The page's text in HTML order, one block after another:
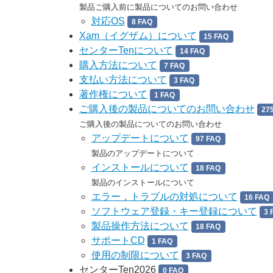
製品ご購入前に製品についてのお問い合わせ
対応OS 8 FAQ
Xam（イグザム）について 15 FAQ
センターTenについて 14 FAQ
購入方法について 7 FAQ
支払い方法について 3 FAQ
著作権について 1 FAQ
ご購入後の製品についてのお問い合わせ
ご購入後の製品についてのお問い合わせ
アップデートについて 97 FAQ
製品のアップデートについて
インストールについて 18 FAQ
製品のインストールについて
エラー，トラブルの対処について 16 FAQ
ソフトウェア登録・キー登録について 3
製品操作方法について 18 FAQ
サポートCD 1 FAQ
使用の制限について 3 FAQ
センターTen2026 0 FAQ